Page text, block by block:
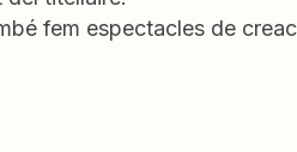
fem espectacles de